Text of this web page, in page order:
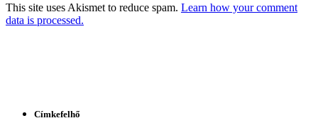
This site uses Akismet to reduce spam. Learn how your comment
data is processed.
Címkefelhő